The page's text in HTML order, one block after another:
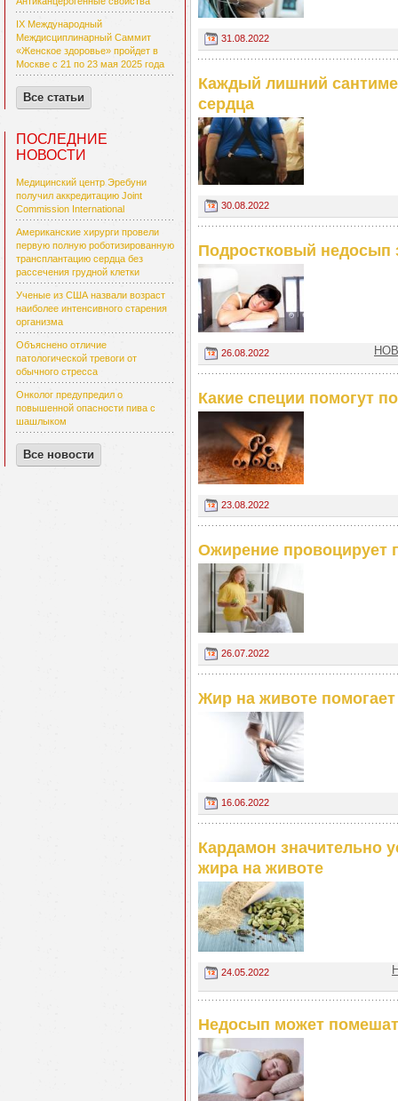
IX Международный
Междисциплинарный Саммит
«Женское здоровье» пройдет в
Москве с 21 по 23 мая 2025 года
Все статьи
ПОСЛЕДНИЕ
НОВОСТИ
Медицинский центр Эребуни
получил аккредитацию Joint
Commission International
Американские хирурги провели
первую полную роботизированную
трансплантацию сердца без
рассечения грудной клетки
Ученые из США назвали возраст
наиболее интенсивного старения
организма
Объяснено отличие
патологической тревоги от
обычного стресса
Онколог предупредил о
повышенной опасности пива с
шашлыком
Все новости
31.08.2022
Каждый лишний
сердца
30.08.2022
Подростковый недосып
26.08.2022
Какие специи помогут
23.08.2022
Ожирение провоцирует
26.07.2022
Жир на животе
16.06.2022
Кардамон значительно
жира на животе
24.05.2022
Недосып может